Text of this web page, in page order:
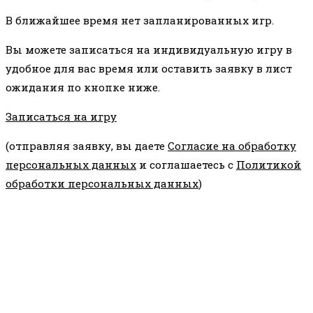
В ближайшее время нет запланированных игр.
Вы можете записаться на индивидуальную игру в
удобное для вас время или оставить заявку в лист
ожидания по кнопке ниже.
Записаться на игру
(отправляя заявку, вы даете Согласие на обработку
персональных данных и соглашаетесь с Политикой
обработки персональных данных)